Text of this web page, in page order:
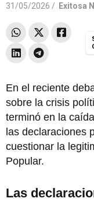
31/05/2026 / Exitosa
En el reciente
sobre la crisis
terminó en la
las declaraciones
cuestionar la
Popular.
Las